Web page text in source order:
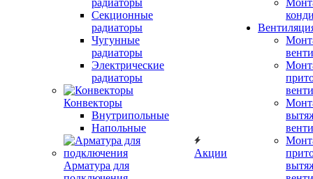
радиаторы
Секционные
радиаторы
Чугунные
радиаторы
Электрические
радиаторы
Конвекторы
Внутрипольные
Напольные
Арматура для
Акции